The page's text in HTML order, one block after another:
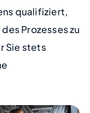
qualifiziert,
Prozesses zu
Sie stets